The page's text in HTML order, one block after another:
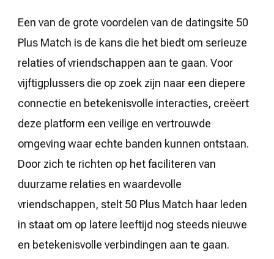
Een van de grote voordelen van de datingsite 50
Plus Match is de kans die het biedt om serieuze
relaties of vriendschappen aan te gaan. Voor
vijftigplussers die op zoek zijn naar een diepere
connectie en betekenisvolle interacties, creëert
deze platform een veilige en vertrouwde
omgeving waar echte banden kunnen ontstaan.
Door zich te richten op het faciliteren van
duurzame relaties en waardevolle
vriendschappen, stelt 50 Plus Match haar leden
in staat om op latere leeftijd nog steeds nieuwe
en betekenisvolle verbindingen aan te gaan.